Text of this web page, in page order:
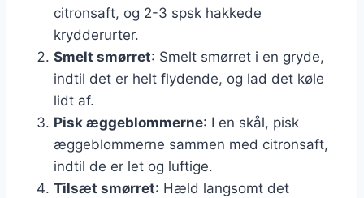
citronsaft, og 2-3 spsk hakkede
krydderurter.
Smelt smørret: Smelt smørret i en gryde,
indtil det er helt flydende, og lad det køle
lidt af.
Pisk æggeblommerne: I en skål, pisk
æggeblommerne sammen med citronsaft,
indtil de er let og luftige.
Tilsæt smørret: Hæld langsomt det